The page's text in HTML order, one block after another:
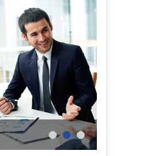
孙月芬首席咨询师
擅长:全面，婚恋、情绪、
躯体化、亲子、个人等
在线预约
张洪 首席咨询师
擅长：亲子、青少年、神经
症、婚恋情感、个人成长等
在线预约 >>